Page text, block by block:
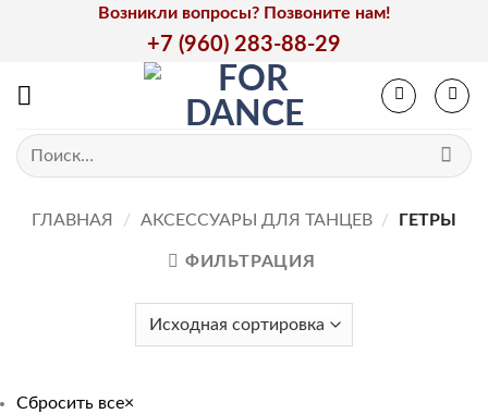
Возникли вопросы? Позвоните нам!
+7 (960) 283-88-29
Искать:
ГЛАВНАЯ / АКСЕССУАРЫ ДЛЯ ТАНЦЕВ / ГЕТРЫ
ФИЛЬТРАЦИЯ
Сбросить все×